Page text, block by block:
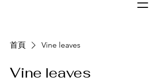
首頁 Vine leaves
Vine leaves